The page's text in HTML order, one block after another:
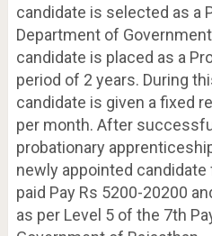
candidate is selected as a
Department of
candidate is placed as a
period of 2 years. During
candidate is given a fixed
per month. After
probationary
newly appointed
paid Pay Rs 5200-20200
as per Level 5 of the 7th